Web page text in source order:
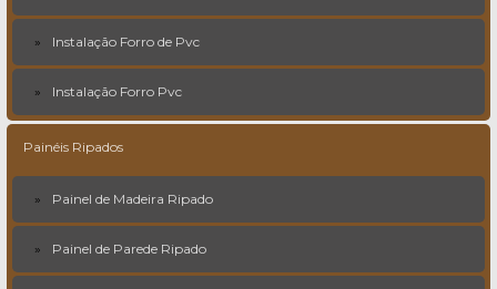
Instalação Forro de Pvc
Instalação Forro Pvc
Painéis Ripados
Painel de Madeira Ripado
Painel de Parede Ripado